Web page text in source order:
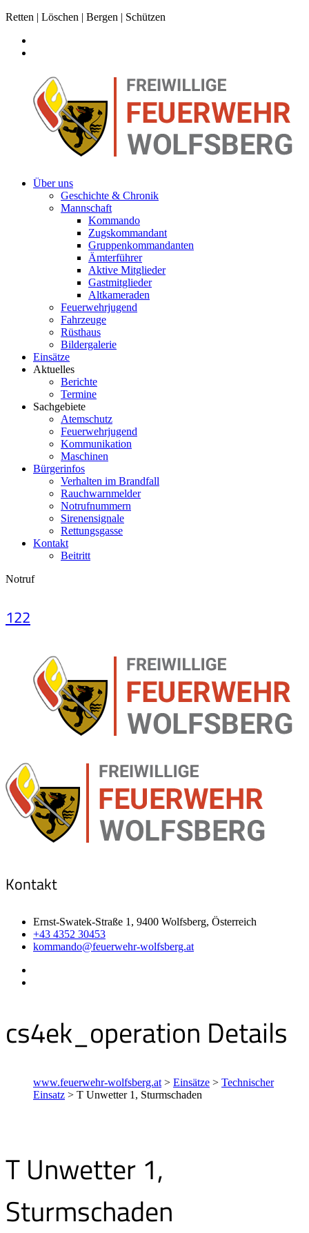
Retten | Löschen | Bergen | Schützen
Über uns
Geschichte & Chronik
Mannschaft
Kommando
Zugskommandant
Gruppenkommandanten
Ämterführer
Aktive Mitglieder
Gastmitglieder
Altkameraden
Feuerwehrjugend
Fahrzeuge
Rüsthaus
Bildergalerie
Einsätze
Aktuelles
Berichte
Termine
Sachgebiete
Atemschutz
Feuerwehrjugend
Kommunikation
Maschinen
Bürgerinfos
Verhalten im Brandfall
Rauchwarnmelder
Notrufnummern
Sirenensignale
Rettungsgasse
Kontakt
Beitritt
Notruf
122
Kontakt
Ernst-Swatek-Straße 1, 9400 Wolfsberg, Österreich
+43 4352 30453
kommando@feuerwehr-wolfsberg.at
cs4ek_operation Details
www.feuerwehr-wolfsberg.at > Einsätze > Technischer
Einsatz > T Unwetter 1, Sturmschaden
T Unwetter 1,
Sturmschaden